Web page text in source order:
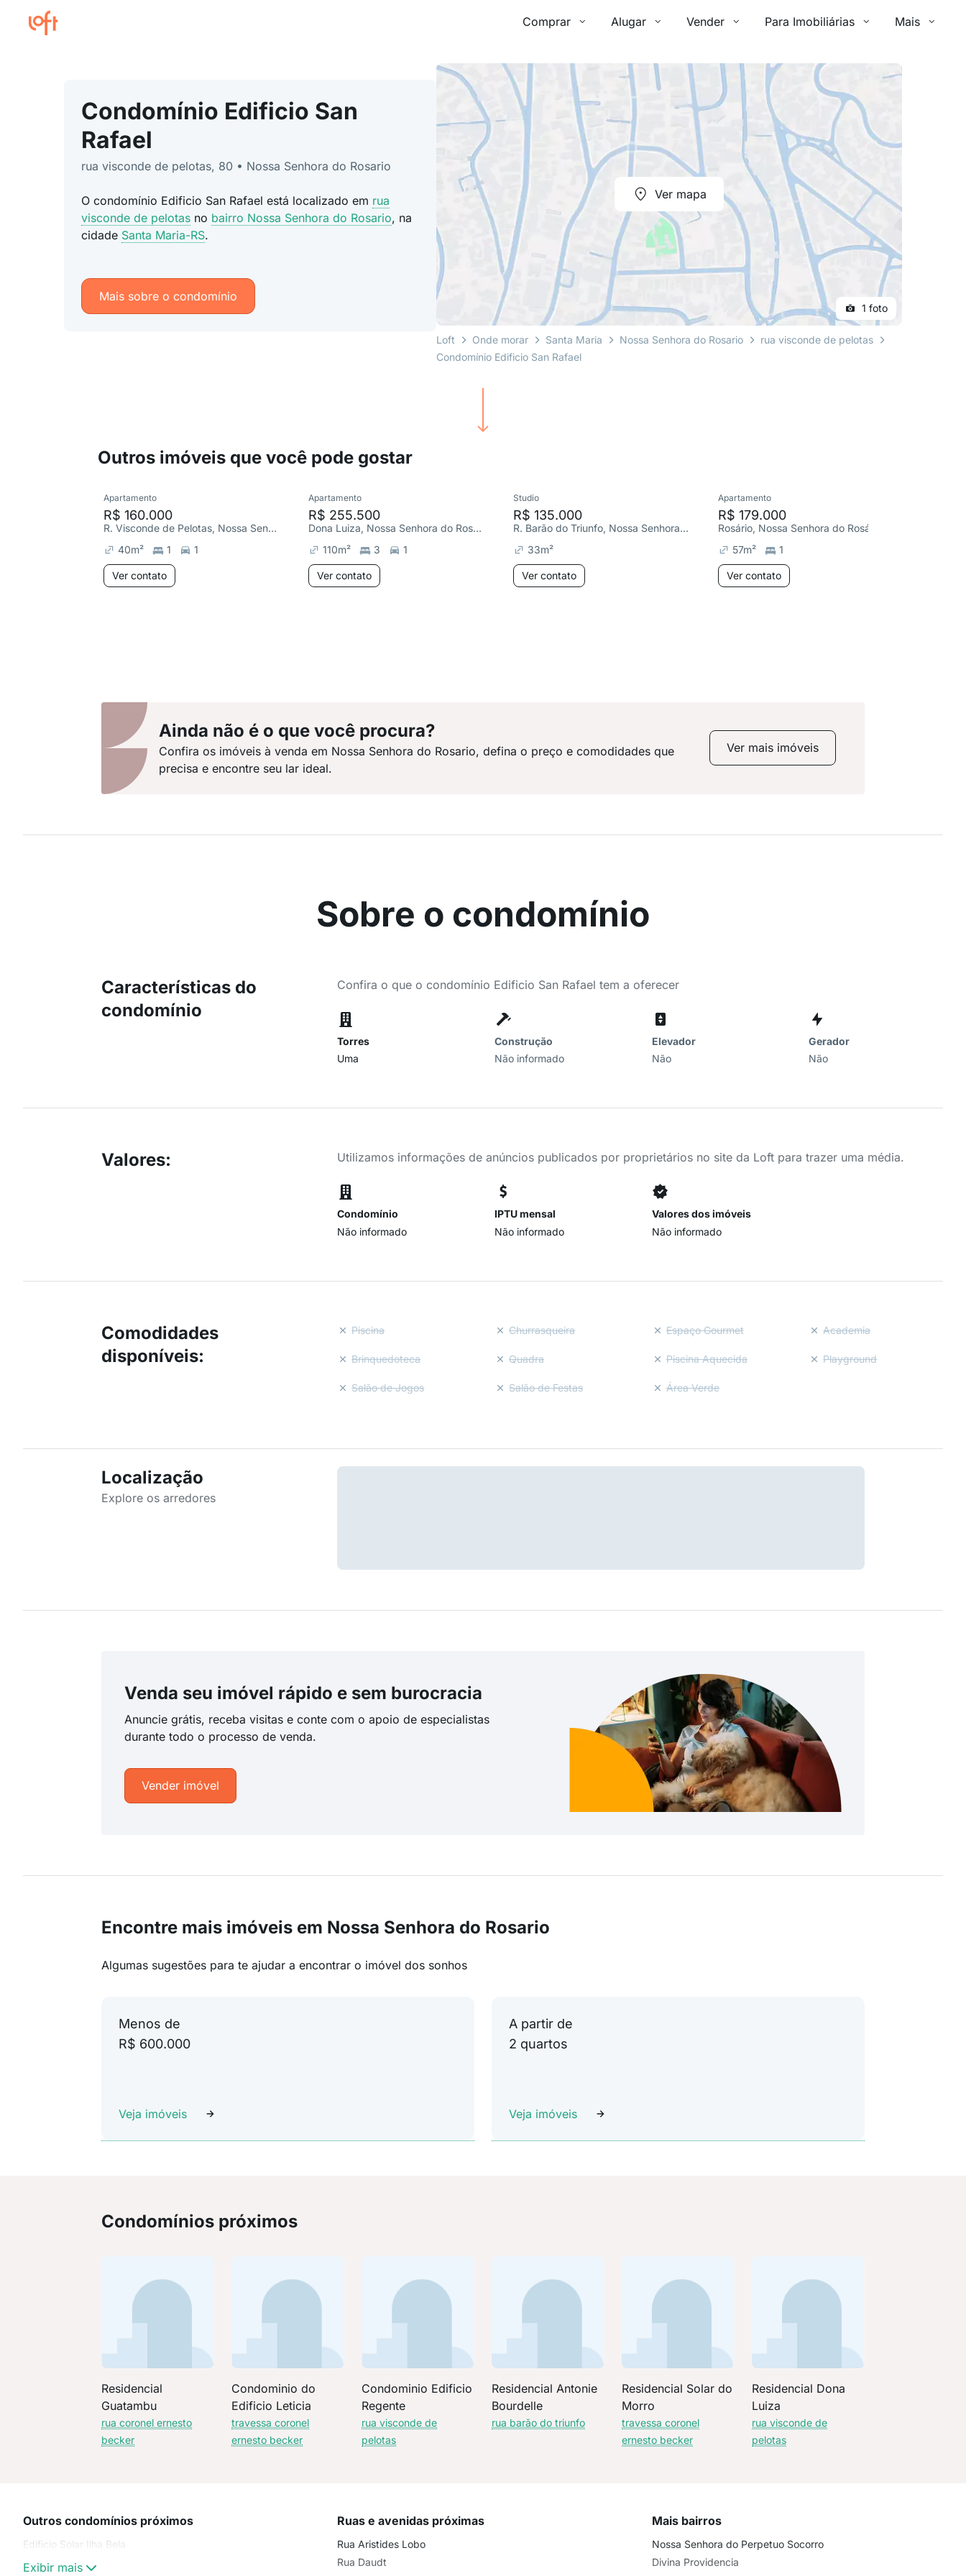
Comprar Alugar Vender Para Imobiliárias Mais
Condomínio Edificio San
Rafael
rua visconde de pelotas, 80 • Nossa Senhora do Rosario
O condomínio Edificio San Rafael está localizado em rua
visconde de pelotasno bairro Nossa Senhora do Rosario, na
cidade Santa Maria-RS.
Mais sobre o condomínio
Ver mapa
1 foto
Loft Onde morar Santa Maria Nossa Senhora do Rosario
rua visconde de pelotas
Condomínio Edificio San Rafael
Outros imóveis que você pode gostar
Apartamento
R$ 160.000
R. Visconde de Pelotas, Nossa Senhora de Fátima
40m² 1 1
Ver contato
Apartamento
R$ 255.500
Dona Luiza, Nossa Senhora do Rosário
110m² 3 1
Ver contato
Studio
R$ 135.000
R. Barão do Triunfo, Nossa Senhora do Rosário
33m²
Ver contato
Apartamento
R$ 179.000
Rosário, Nossa Senhora do Rosário
57m² 1
Ver contato
Ainda não é o que você procura?
Confira os imóveis à venda em Nossa Senhora do Rosario, defina o preço e comodidades que
precisa e encontre seu lar ideal.
Ver mais imóveis
Sobre o condomínio
Características do
condomínio
Confira o que o condomínio Edificio San Rafael tem a oferecer
Torres
Uma
Construção
Não informado
Elevador
Não
Gerador
Não
Valores: Utilizamos informações de anúncios publicados por proprietários no site da Loft para trazer uma média.
Condomínio
Não informado
IPTU mensal
Não informado
Valores dos imóveis
Não informado
Comodidades
disponíveis:
Piscina Churrasqueira Espaço Gourmet Academia
Brinquedoteca Quadra Piscina Aquecida Playground
Salão de Jogos Salão de Festas Área Verde
Localização
Explore os arredores
Venda seu imóvel rápido e sem burocracia
Anuncie grátis, receba visitas e conte com o apoio de especialistas
durante todo o processo de venda.
Vender imóvel
Encontre mais imóveis em Nossa Senhora do Rosario
Algumas sugestões para te ajudar a encontrar o imóvel dos sonhos
Menos de
R$ 600.000
Veja imóveis
A partir de
2 quartos
Veja imóveis
Condomínios próximos
Residencial
Guatambu
rua coronel ernesto
becker
Condominio do
Edificio Leticia
travessa coronel
ernesto becker
Condominio Edificio
Regente
rua visconde de
pelotas
Residencial Antonie
Bourdelle
rua barão do triunfo
Residencial Solar do
Morro
travessa coronel
ernesto becker
Residencial Dona
Luiza
rua visconde de
pelotas
Outros condomínios próximos
Edificio Solar Ilha Bela
Exibir mais
Ruas e avenidas próximas
Rua Aristides Lobo
Rua Daudt
Mais bairros
Nossa Senhora do Perpetuo Socorro
Divina Providencia